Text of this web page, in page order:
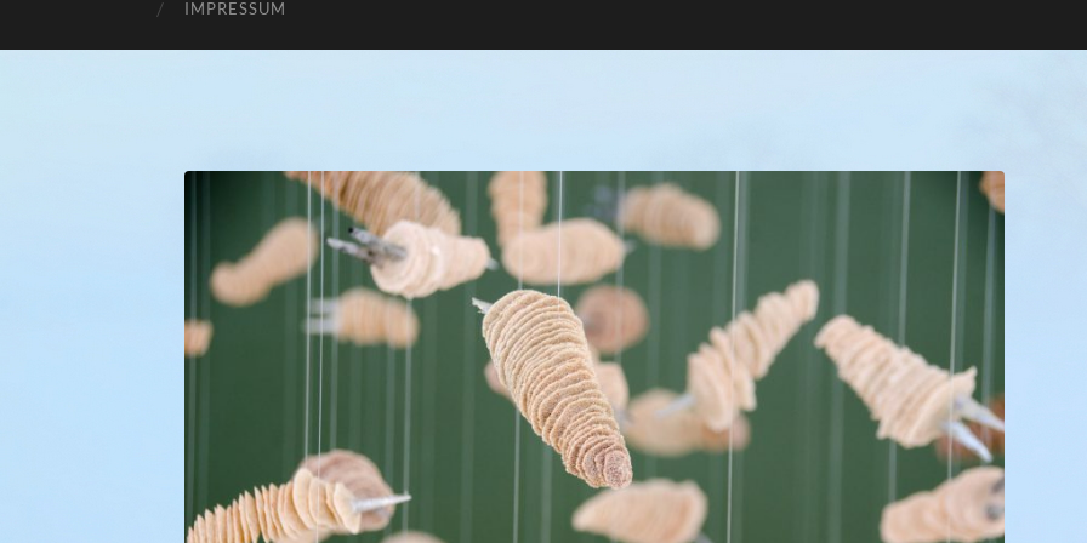
IMPRESSUM